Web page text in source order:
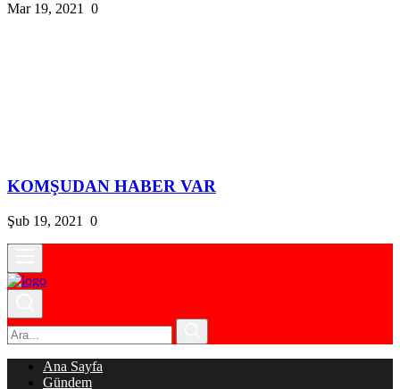
Mar 19, 2021 0
KOMŞUDAN HABER VAR
Şub 19, 2021 0
Ana Sayfa
Gündem